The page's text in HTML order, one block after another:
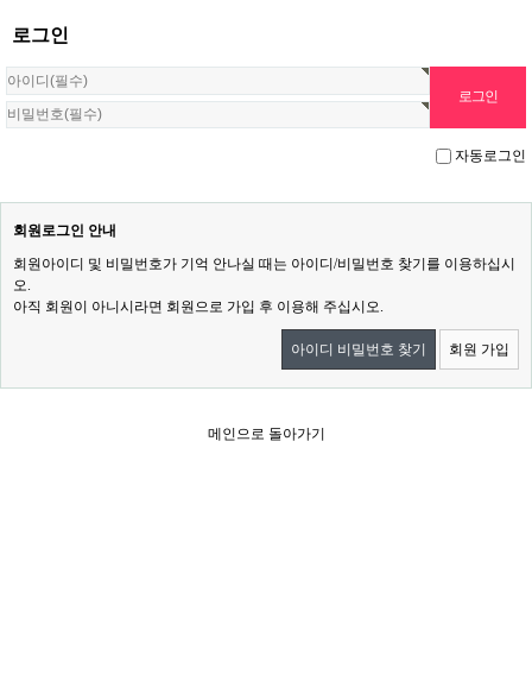
로그인
자동로그인
회원로그인 안내
회원아이디 및 비밀번호가 기억 안나실 때는 아이디/비밀번호 찾기를 이용하십시
오.
아직 회원이 아니시라면 회원으로 가입 후 이용해 주십시오.
아이디 비밀번호 찾기 회원 가입
메인으로 돌아가기